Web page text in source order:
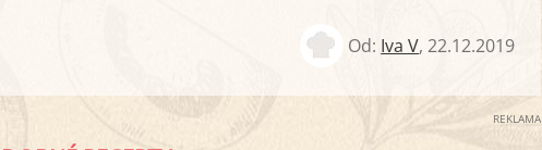
Od: Iva V,22.12.2019
REKLAMA